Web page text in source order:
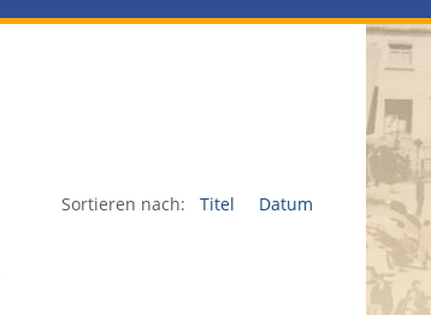
Sortieren nach: Titel Datum